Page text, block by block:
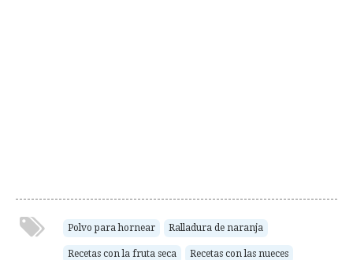
Polvo para hornear Ralladura de naranja
Recetas con la fruta seca Recetas con las nueces